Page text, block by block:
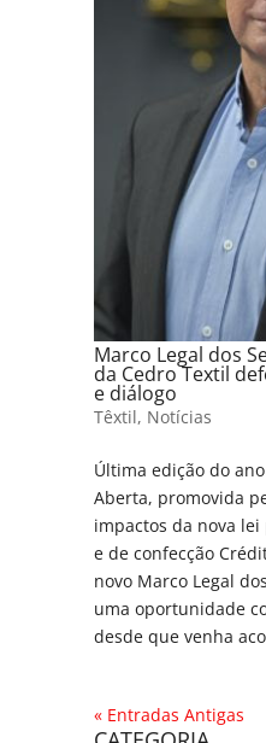
Marco Legal dos
da Cedro Textil
e diálogo
Têxtil, Notícias
Última edição do
Aberta, promovida
impactos da nova
e de confecção
novo Marco Legal
uma oportunidade
desde que venha
« Entradas Antigas